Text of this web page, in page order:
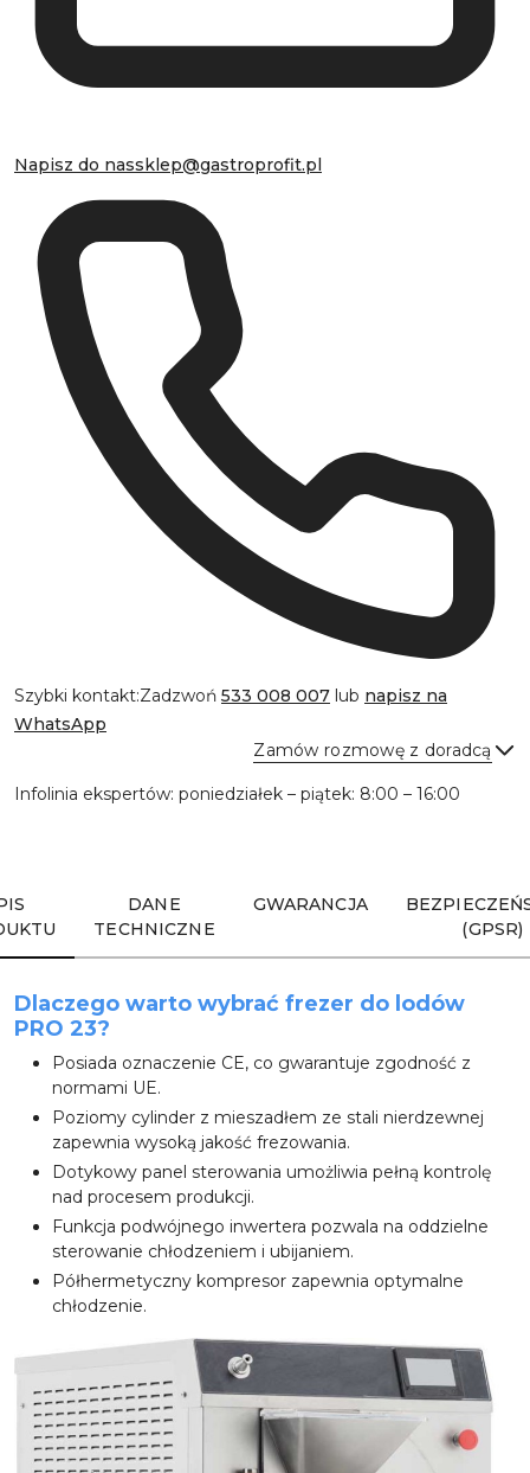
Napisz do nassklep@gastroprofit.pl
Szybki kontakt:Zadzwoń 533 008 007 lub napisz na
WhatsApp
Zamów rozmowę z doradcą
Infolinia ekspertów: poniedziałek – piątek: 8:00 – 16:00
DANE
TECHNICZNE
GWARANCJA
(GPSR)
Dlaczego warto wybrać frezer do lodów
PRO 23?
Posiada oznaczenie CE, co gwarantuje zgodność z
normami UE.
Poziomy cylinder z mieszadłem ze stali nierdzewnej
zapewnia wysoką jakość frezowania.
Dotykowy panel sterowania umożliwia pełną kontrolę
nad procesem produkcji.
Funkcja podwójnego inwertera pozwala na oddzielne
sterowanie chłodzeniem i ubijaniem.
Półhermetyczny kompresor zapewnia optymalne
chłodzenie.